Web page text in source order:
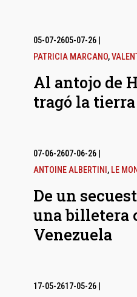
05-07-2605-07-26|
PATRICIA MARCANO,
Al antojo de
tragó la tierra
07-06-2607-06-26|
ANTOINE ALBERTINI , LE
De un
una billetera
Venezuela
17-05-2617-05-26|